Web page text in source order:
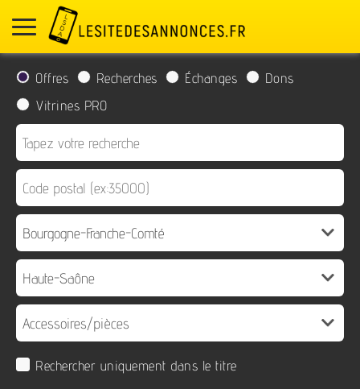
Offres Recherches Échanges
Dons
Vitrines PRO
Rechercher uniquement dans le titre